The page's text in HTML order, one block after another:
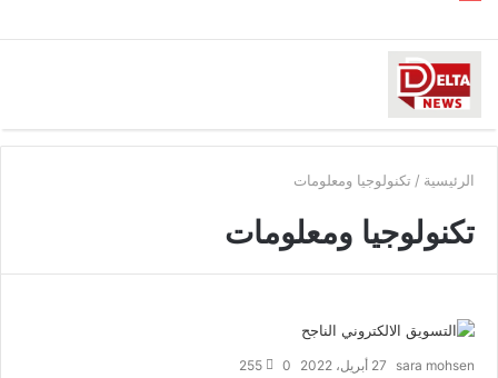
الرئيسية / تكنولوجيا ومعلومات
تكنولوجيا ومعلومات
sara mohsen 27 أبريل، 2022 0
255